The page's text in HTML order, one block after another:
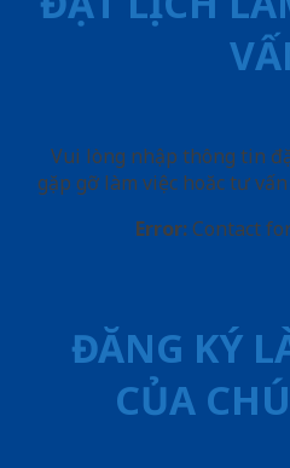
Vui lòng nhập thông tin
gặp gỡ làm việc hoăc tư
Error: Contact
ĐĂNG KÝ
CỦA